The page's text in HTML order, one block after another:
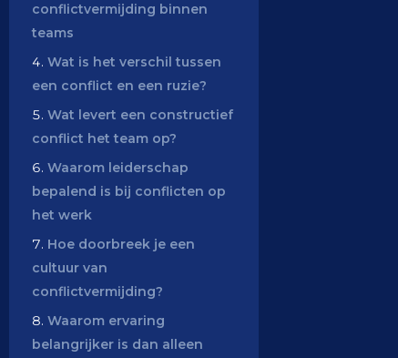
conflictvermijding binnen
teams
Wat is het verschil tussen
een conflict en een ruzie?
Wat levert een constructief
conflict het team op?
Waarom leiderschap
bepalend is bij conflicten op
het werk
Hoe doorbreek je een
cultuur van
conflictvermijding?
Waarom ervaring
belangrijker is dan alleen